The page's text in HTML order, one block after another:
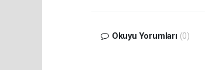
Okuyu Yorumları (0)